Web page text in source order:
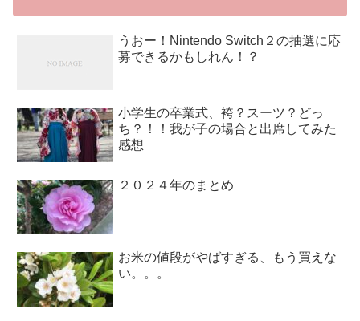
うおー！Nintendo Switch２の抽選に応
募できるかもしれん！？
小学生の卒業式、袴？スーツ？どっ
ち？！！我が子の場合と出席してみた
感想
２０２４年のまとめ
お米の値段がやばすぎる、もう買えな
い。。。